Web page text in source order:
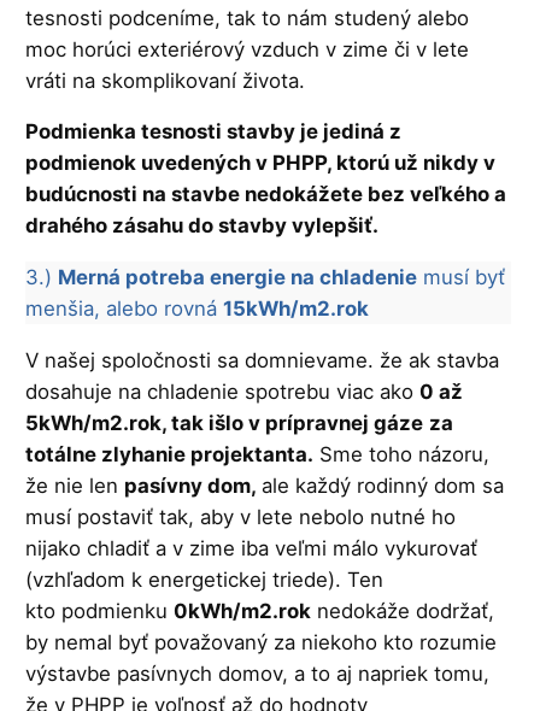
tesnosti podceníme, tak to nám studený alebo
moc horúci exteriérový vzduch v zime či v lete
vráti na skomplikovaní života.
Podmienka tesnosti stavby je jediná z
podmienok uvedených v PHPP, ktorú už nikdy v
budúcnosti na stavbe nedokážete bez veľkého a
drahého zásahu do stavby vylepšiť.
3.) Merná potreba energie na chladenie musí byť
menšia, alebo rovná15kWh/m2.rok
V našej spoločnosti sa domnievame. že ak stavba
dosahuje na chladenie spotrebu viac ako0 až
5kWh/m2.rok, tak išlo v prípravnej gáze za
totálne zlyhanie projektanta. Sme toho názoru,
že nie len pasívny dom,ale každý rodinný dom sa
musí postaviť tak, aby v lete nebolo nutné ho
nijako chladiť a v zime iba veľmi málo vykurovať
(vzhľadom k energetickej triede). Ten
kto podmienku0kWh/m2.rok nedokáže dodržať,
by nemal byť považovaný za niekoho kto rozumie
výstavbe pasívnych domov, a to aj napriek tomu,
že v PHPP je voľnosť až do hodnoty